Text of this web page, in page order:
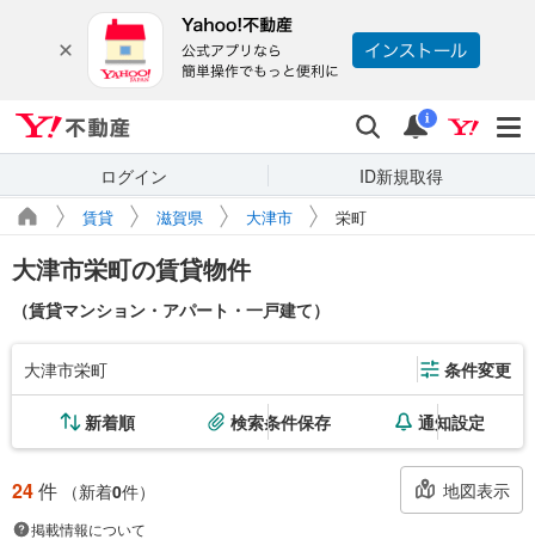
検索 通知
i
ログイン ID新規取得
賃貸 滋賀県 大津市 栄町
大津市栄町の賃貸物件
（賃貸マンション・アパート・一戸建て）
大津市栄町 条件変更
新着順 検索条件保存 通知設定
24件 （新着0件） 地図表示
掲載情報について